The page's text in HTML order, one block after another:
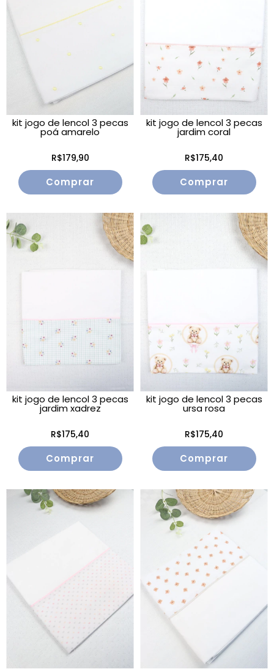
kit jogo de lencol 3 pecas
poá amarelo
R$179,90
kit jogo de lencol 3 pecas
jardim coral
R$175,40
kit jogo de lencol 3 pecas
jardim xadrez
R$175,40
kit jogo de lencol 3 pecas
ursa rosa
R$175,40